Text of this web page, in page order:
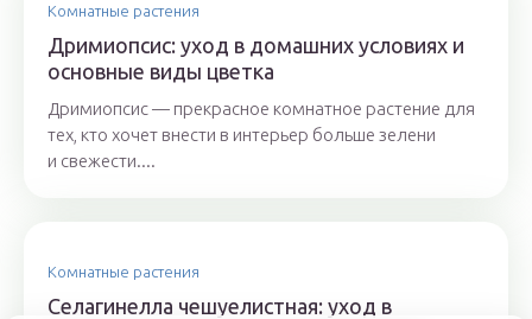
Комнатные растения
Дримиопсис: уход в домашних условиях и
основные виды цветка
Дримиопсис — прекрасное комнатное растение для
тех, кто хочет внести в интерьер больше зелени
и свежести....
Комнатные растения
Селагинелла чешуелистная: уход в